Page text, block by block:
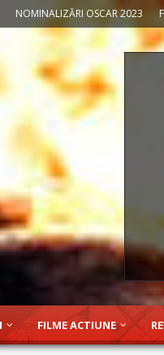
NOMINALIZĂRI OSCAR 2023
FILME ACTIUNE